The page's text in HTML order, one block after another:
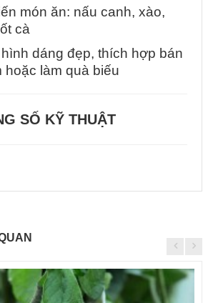
món ăn: nấu canh, xào,
cà
dáng đẹp, thích hợp bán
làm quà biếu
SỐ KỸ THUẬT